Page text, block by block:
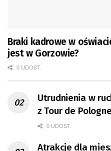
Braki kadrowe w
jest w Gorzowie?
0 UDOST.
Utrudnienia w
z Tour de Pologne
0 UDOST.
Atrakcje dla